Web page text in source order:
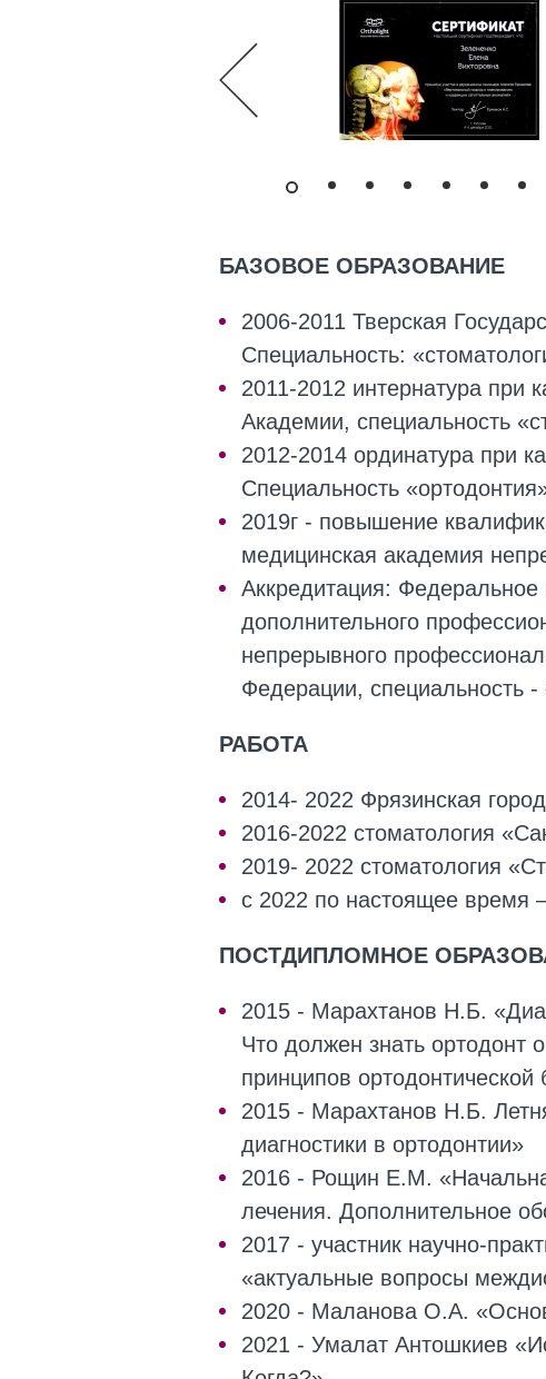
БАЗОВОЕ ОБРАЗОВАНИЕ
2006-2011 Тверская
Специальность:
2011-2012 интернатура при
Академии, специальность
2012-2014 ординатура при
Специальность
2019г - повышение
медицинская академия
Аккредитация: Федеральное
дополнительного
непрерывного
Федерации, специальность
РАБОТА
2014- 2022 Фрязинская
2016-2022 стоматология
2019- 2022 стоматология
с 2022 по настоящее время
ПОСТДИПЛОМНОЕ
2015 - Марахтанов Н.Б.
Что должен знать ортодонт
принципов ортодонтической
2015 - Марахтанов Н.Б.
диагностики в ортодонтии»
2016 - Рощин Е.М.
лечения. Дополнительное
2017 - участник научно-
«актуальные вопросы
2020 - Маланова О.А.
2021 - Умалат Антошкиев